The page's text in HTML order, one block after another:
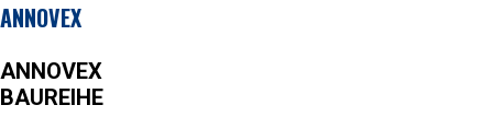
ANNOVEX
ANNOVEX
BAUREIHE